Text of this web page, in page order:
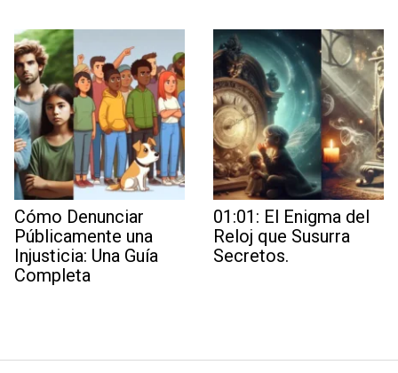
Cómo Denunciar
Públicamente una
Injusticia: Una Guía
Completa
01:01: El Enigma del
Reloj que Susurra
Secretos.